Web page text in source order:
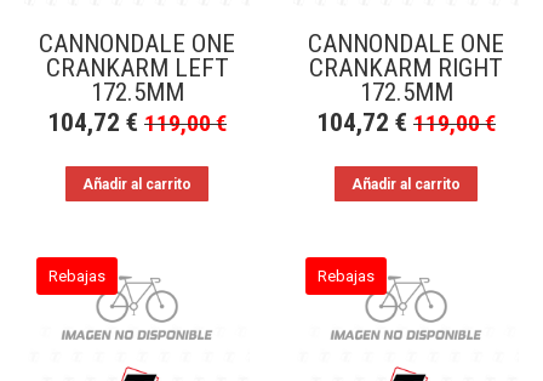
CANNONDALE ONE
CRANKARM LEFT
172.5MM
104,72 € 119,00€
Añadir al carrito
CANNONDALE ONE
CRANKARM RIGHT
172.5MM
104,72 € 119,00€
Añadir al carrito
Rebajas Rebajas